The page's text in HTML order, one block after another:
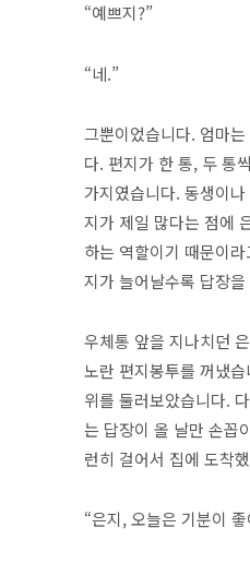
“예쁘지?”
“네.”
그뿐이었습니다. 엄마
다. 편지가 한 통, 두 통
가지였습니다. 동생이
지가 제일 많다는 점에
하는 역할이기 때문이
지가 늘어날수록 답장
우체통 앞을 지나치던
노란 편지봉투를 꺼냈
위를 둘러보았습니다.
는 답장이 올 날만 손꼽
런히 걸어서 집에 도착
“은지, 오늘은 기분이